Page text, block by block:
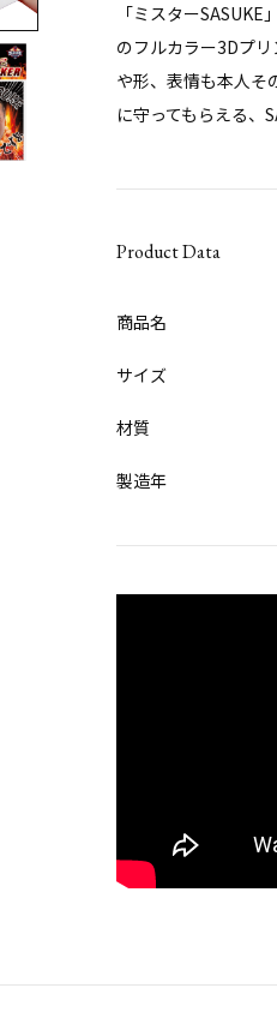
「ミスター
のフルカラー3Dプ
や形、表情も本人そ
に守ってもらえる、
Product Data
商品名
サイズ
材質
製造年